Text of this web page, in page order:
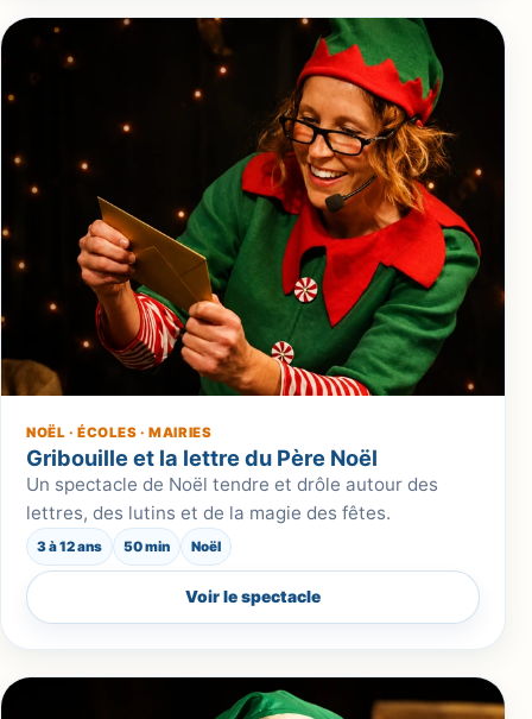
NOËL · ÉCOLES · MAIRIES
Gribouille et la lettre du Père Noël
Un spectacle de Noël tendre et drôle autour des
lettres, des lutins et de la magie des fêtes.
3 à 12 ans 50 min Noël
Voir le spectacle